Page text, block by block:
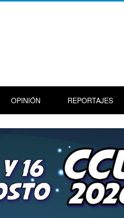
OPINIÓN REPORTAJES